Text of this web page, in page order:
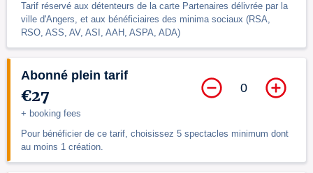
Tarif réservé aux détenteurs de la carte Partenaires délivrée par la
ville d'Angers, et aux bénéficiaires des minima sociaux (RSA,
RSO, ASS, AV, ASI, AAH, ASPA, ADA)
Abonné plein tarif
€27
+ booking fees
Pour bénéficier de ce tarif, choisissez 5 spectacles minimum dont
au moins 1 création.
0